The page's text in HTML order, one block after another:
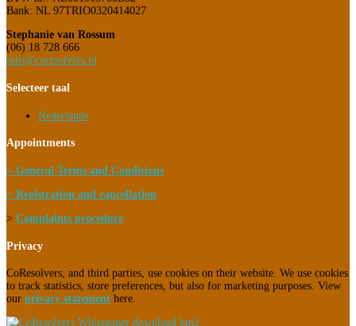
Bank: NL 97TRIO0320414027
Stephanie van Rossum
(06) 18 728 666
info@coresolvers.nl
Selecteer taal
Nederlands
Appointments
> General Terms and Conditions
> Registration and cancellation
> Complaints procedure
Privacy
CoResolvers, and third parties, use cookies on their website. We use cookies
to track statistics, store preferences, but also for marketing purposes. View
our privacy statement here.